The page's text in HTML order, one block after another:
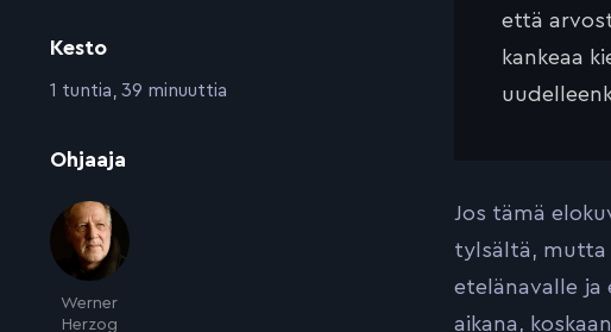
Kesto
:1 tuntia, 39 minuuttia
Ohjaaja
Werner
Herzog
että
kankeaa
Jos tämä
tylsältä, mutta
etelänavalle ja
aikana,